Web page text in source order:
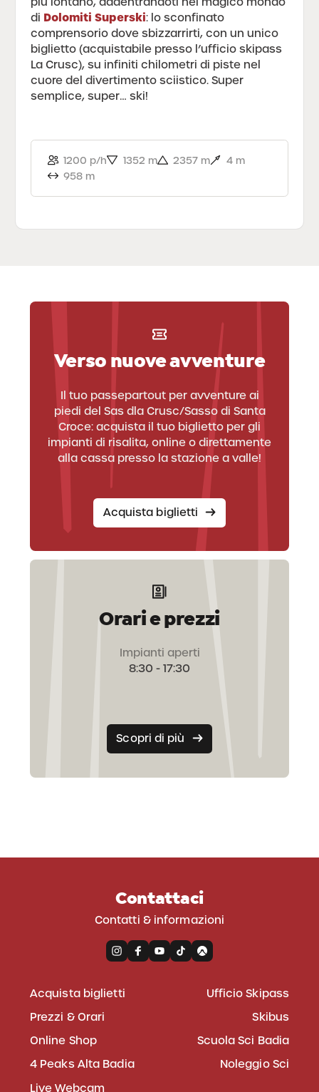
di Dolomiti Superski: lo sconfinato
comprensorio dove sbizzarrirti, con un unico
biglietto (acquistabile presso l’ufficio skipass
La Crusc), su infiniti chilometri di piste nel
cuore del divertimento sciistico. Super
semplice, super… ski!
1200 p/h 1352 m 2357 m
4 m
958 m
L’estate in tutti i
sensi, in Alta Badia
L’estate in Alta Badia è una festa. Per i sensi,
per l’anima, per te. Un’avventura da cogliere,
una meraviglia da abbracciare. Un’estate… da
vivere, letteralmente.
Scopri di più
Un inverno sulle
vette
dell’avventura in
Alta Badia
Un inverno che sa di felicità, di avventura, di
silenzio. Dove trovarlo? Nell’intimo incanto di
La Crusc. Scrivi le pagine di un inverno da
Verso nuove avventure
Il tuo passepartout per avventure ai
piedi del Sas dla Crusc/Sasso di Santa
Croce: acquista il tuo biglietto per gli
impianti di risalita, online o direttamente
alla cassa presso la stazione a valle!
Acquista biglietti
Orari e prezzi
Impianti aperti
8:30 - 17:30
Scopri di più
Contattaci
Contatti & informazioni
Acquista biglietti
Prezzi & Orari
Online Shop
4 Peaks Alta Badia
Live Webcam
Ufficio Skipass
Skibus
Scuola Sci Badia
Noleggio Sci